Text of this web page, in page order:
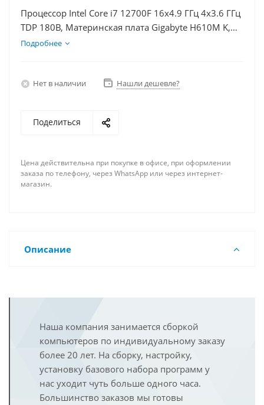
Процессор Intel Core i7 12700F 16x4.9 ГГц 4x3.6 ГГц
TDP 180В, Материнская плата Gigabyte H610M K,
Видеокарта RX 6400 4Гб, Память DDR4 32Gb,
Подробнее
Нет в наличии Нашли дешевле?
Поделиться
Цена действительна при покупке в офисе, при оформлении
заказа по телефону, через WhatsApp или через интернет-
магазин.
Описание
Наша компания занимается сборкой
компьютеров по индивидуальному заказу
более 20 лет. На сборку, настройку,
установку базового набора программ у
нас уходит чуть больше одного часа.
Большинство заказов мы готовы